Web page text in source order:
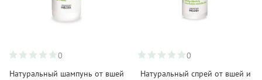
0
Натуральный шампунь от вшей
0
Натуральный спрей от вшей и